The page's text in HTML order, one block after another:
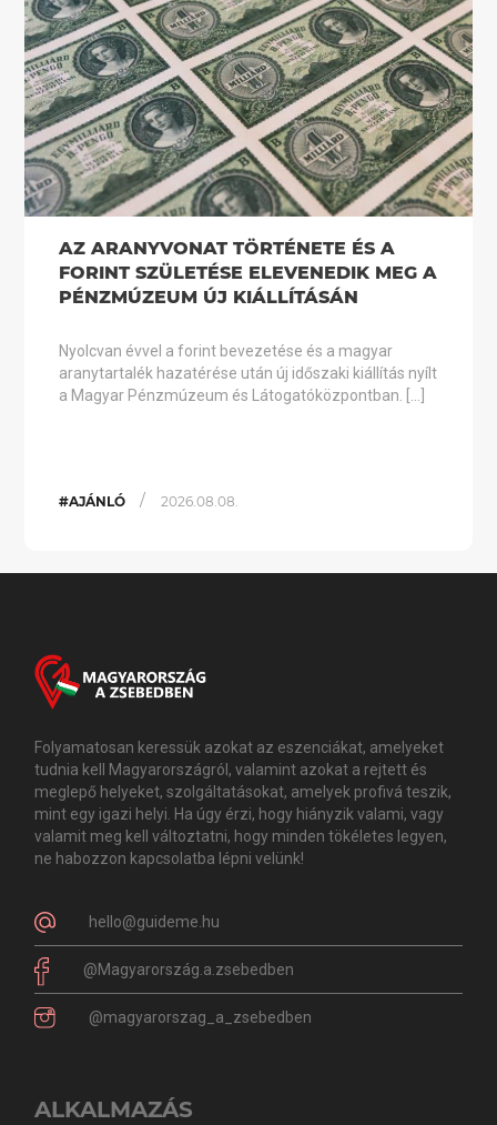
AZ ARANYVONAT TÖRTÉNETE ÉS A
FORINT SZÜLETÉSE ELEVENEDIK MEG A
PÉNZMÚZEUM ÚJ KIÁLLÍTÁSÁN
Nyolcvan évvel a forint bevezetése és a magyar
aranytartalék hazatérése után új időszaki kiállítás nyílt
a Magyar Pénzmúzeum és Látogatóközpontban. […]
#AJÁNLÓ / 2026.08.08.
Folyamatosan keressük azokat az eszenciákat, amelyeket
tudnia kell Magyarországról, valamint azokat a rejtett és
meglepő helyeket, szolgáltatásokat, amelyek profivá teszik,
mint egy igazi helyi. Ha úgy érzi, hogy hiányzik valami, vagy
valamit meg kell változtatni, hogy minden tökéletes legyen,
ne habozzon kapcsolatba lépni velünk!
hello@guideme.hu
@Magyarország.a.zsebedben
@magyarorszag_a_zsebedben
ALKALMAZÁS